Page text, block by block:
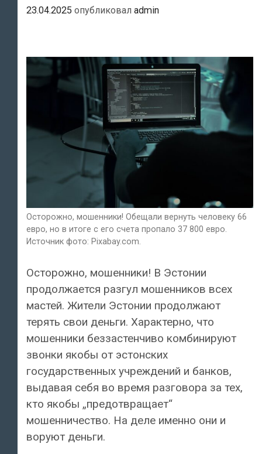
23.04.2025 опубликовал admin
Осторожно, мошенники! Обещали вернуть человеку 66
евро, но в итоге с его счета пропало 37 800 евро.
Источник фото: Pixabay.com.
Осторожно, мошенники! В Эстонии
продолжается разгул мошенников всех
мастей. Жители Эстонии продолжают
терять свои деньги. Характерно, что
мошенники беззастенчиво комбинируют
звонки якобы от эстонских
государственных учреждений и банков,
выдавая себя во время разговора за тех,
кто якобы „предотвращает“
мошенничество. На деле именно они и
воруют деньги.